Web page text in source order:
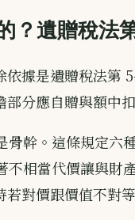
？遺贈稅法
依據是遺贈稅法第
分應自贈與額中扣
骨幹。這條規定六
不相當代價讓與財
若對價跟價值不對